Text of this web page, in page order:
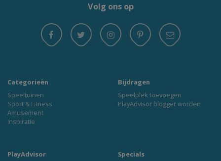
Volg ons op
Categorieën
Speeltuinen
Sport & Fitness
Amusement
Inspiratie
Bijdragen
Speelplek toevoegen
PlayAdvisor blogger worden
PlayAdvisor Specials